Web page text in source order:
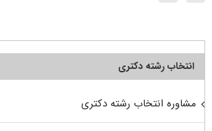
انتخاب رشته دکتری
مشاوره انتخاب رشته دکتری